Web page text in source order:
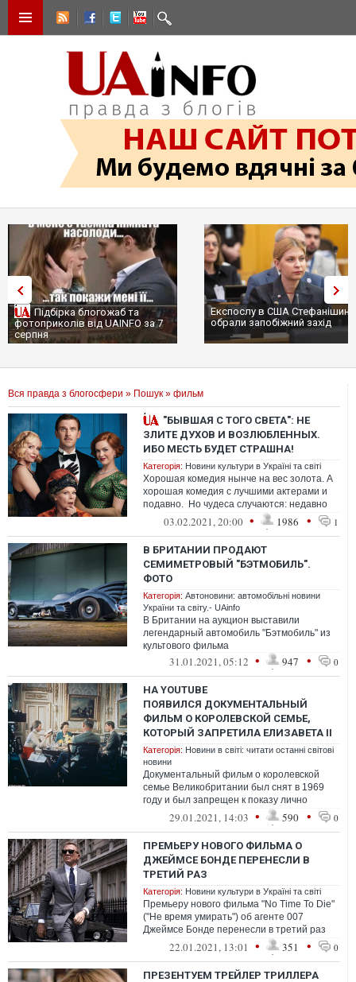
Підбірка блогожаб та
фотоприколів від UAINFO за 7
серпня
Експослу в США
обрали запобіжний захід
Вся правда з блогосфери » Пошук » фильм
"БЫВШАЯ С ТОГО СВЕТА": НЕ
ЗЛИТЕ ДУХОВ И ВОЗЛЮБЛЕННЫХ.
ИБО МЕСТЬ БУДЕТ СТРАШНА!
Категорія: Новини культури в Україні та світі
Хорошая комедия нынче на вес золота. А
хорошая комедия с лучшими актерами и
подавно. Но чудеса случаются: недавно
на большие экраны вышла удивительна...
03.02.2021, 20:00 • 1986 • 1
В БРИТАНИИ ПРОДАЮТ
СЕМИМЕТРОВЫЙ "БЭТМОБИЛЬ".
ФОТО
Категорія: Автоновини: автомобільні новини
України та світу.- UAinfo
В Британии на аукцион выставили
легендарный автомобиль "Бэтмобиль" из
культового фильма
31.01.2021, 05:12 • 947 • 0
НА YOUTUBE
ПОЯВИЛСЯ ДОКУМЕНТАЛЬНЫЙ
ФИЛЬМ О КОРОЛЕВСКОЙ СЕМЬЕ,
КОТОРЫЙ ЗАПРЕТИЛА ЕЛИЗАВЕТА ІІ
Категорія: Новини в світі: читати останні світові
новини
Документальный фильм о королевской
семье Великобритании был снят в 1969
году и был запрещен к показу лично
королевой Елизаветой ІІ три года спустя.
29.01.2021, 14:03 • 590 • 0
ПРЕМЬЕРУ НОВОГО ФИЛЬМА О
ДЖЕЙМСЕ БОНДЕ ПЕРЕНЕСЛИ В
ТРЕТИЙ РАЗ
Категорія: Новини культури в Україні та світі
Премьеру нового фильма "No Time To Die"
("Не время умирать") об агенте 007
Джеймсе Бонде перенесли в третий раз
из-за пандемии коронавируса COVID-19.
22.01.2021, 13:01 • 351 • 0
ПРЕЗЕНТУЕМ ТРЕЙЛЕР ТРИЛЛЕРА